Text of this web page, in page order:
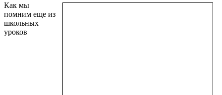
Как мы
помним еще из
школьных
уроков